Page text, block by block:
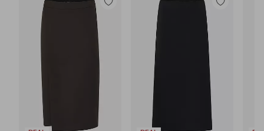
Tilføj
Tilføj